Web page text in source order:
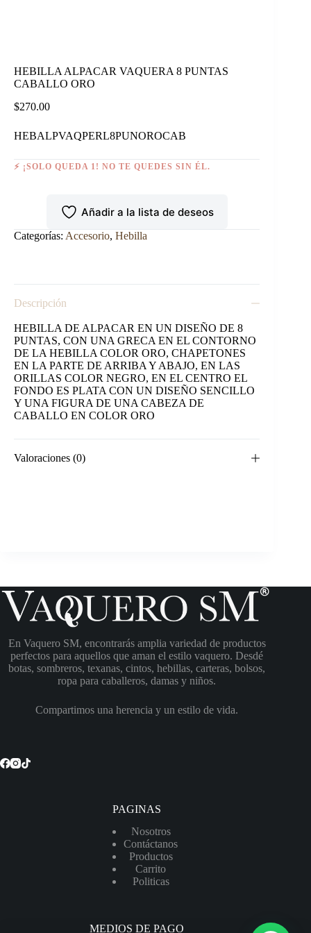
HEBILLA ALPACAR VAQUERA 8 PUNTAS
CABALLO ORO
$270.00
HEBALPVAQPERL8PUNOROCAB
⚡ ¡SOLO QUEDA 1! NO TE QUEDES SIN ÉL.
Añadir a la lista de deseos
Categorías: Accesorio, Hebilla
Descripción
HEBILLA DE ALPACAR EN UN DISEÑO DE 8
PUNTAS, CON UNA GRECA EN EL CONTORNO
DE LA HEBILLA COLOR ORO, CHAPETONES
EN LA PARTE DE ARRIBA Y ABAJO, EN LAS
ORILLAS COLOR NEGRO, EN EL CENTRO EL
FONDO ES PLATA CON UN DISEÑO SENCILLO
Y UNA FIGURA DE UNA CABEZA DE
CABALLO EN COLOR ORO
Valoraciones (0)
En Vaquero SM, encontrarás amplia variedad de productos
perfectos para aquellos que aman el estilo vaquero. Desdé
botas, sombreros, texanas, cintos, hebillas, carteras, bolsos,
ropa para caballeros, damas y niños.
Compartimos una herencia y un estilo de vida.
PAGINAS
Nosotros
Contáctanos
Productos
Carrito
Politicas
MEDIOS DE PAGO